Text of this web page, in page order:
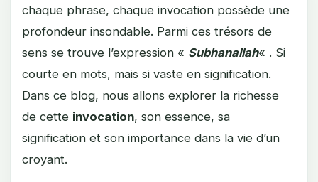
chaque phrase, chaque invocation possède une
profondeur insondable. Parmi ces trésors de
sens se trouve l’expression « Subhanallah« . Si
courte en mots, mais si vaste en signification.
Dans ce blog, nous allons explorer la richesse
de cette invocation, son essence, sa
signification et son importance dans la vie d’un
croyant.